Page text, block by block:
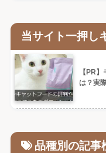
当サイト一押し
【PR
は？実
品種別の記事